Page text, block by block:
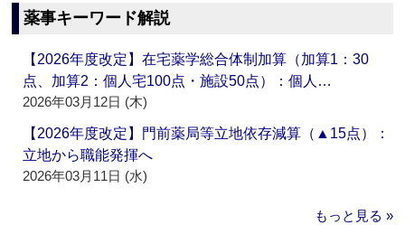
薬事キーワード解説
【2026年度改定】在宅薬学総合体制加算（加算1：30
点、加算2：個人宅100点・施設50点）：個人…
2026年03月12日 (木)
【2026年度改定】門前薬局等立地依存減算（▲15点）：
立地から職能発揮へ
2026年03月11日 (水)
もっと見る »